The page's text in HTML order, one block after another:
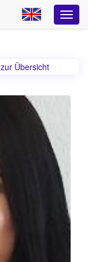
zur Übersicht